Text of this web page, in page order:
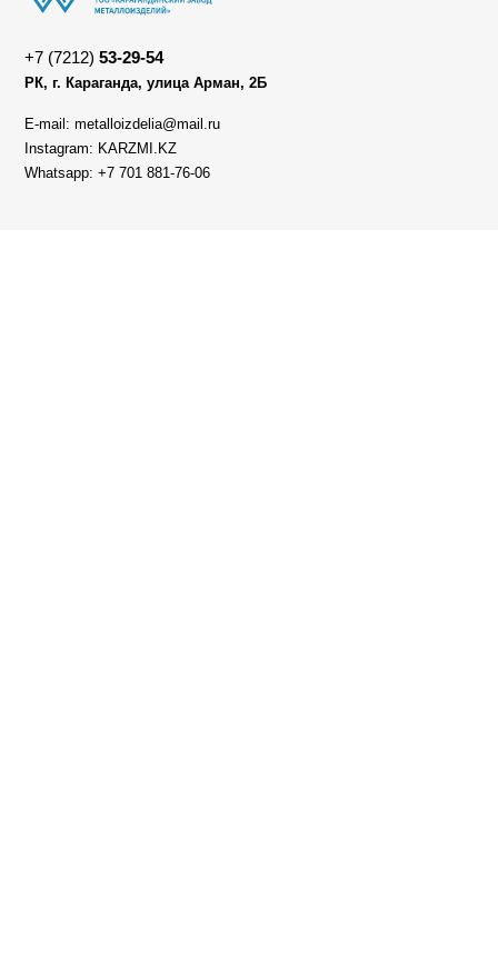
+7 (7212)53-29-54
РК, г. Караганда, улица Арман, 2Б
E-mail: metalloizdelia@mail.ru
Instagram: KARZMI.KZ
Whatsapp: +7 701 881-76-06